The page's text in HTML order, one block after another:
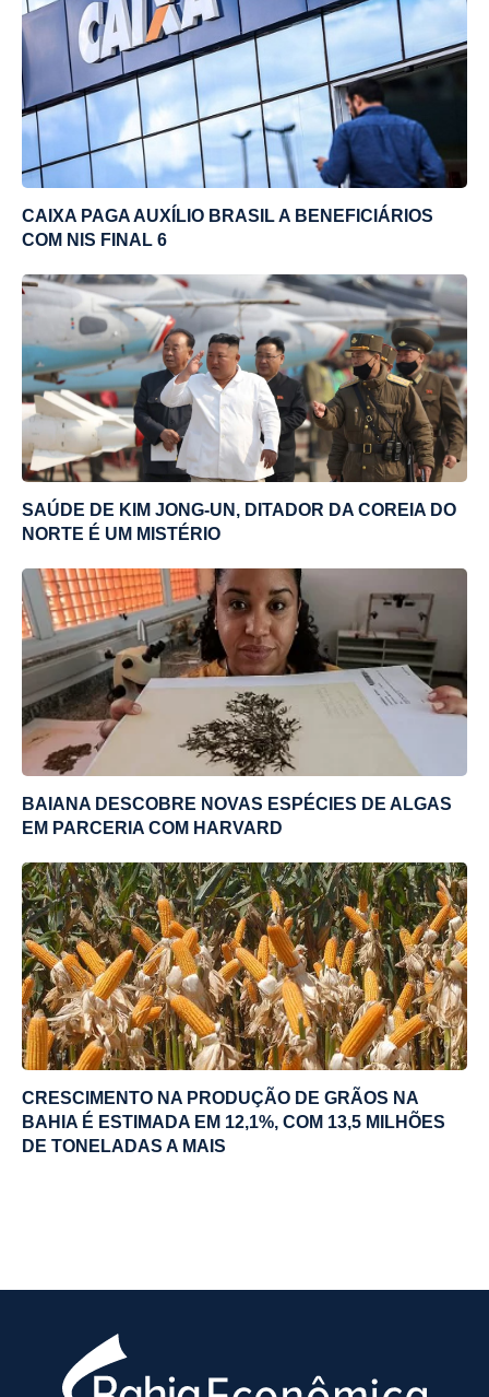
CAIXA PAGA AUXÍLIO BRASIL A BENEFICIÁRIOS
COM NIS FINAL 6
SAÚDE DE KIM JONG-UN, DITADOR DA COREIA DO
NORTE É UM MISTÉRIO
BAIANA DESCOBRE NOVAS ESPÉCIES DE ALGAS
EM PARCERIA COM HARVARD
CRESCIMENTO NA PRODUÇÃO DE GRÃOS NA
BAHIA É ESTIMADA EM 12,1%, COM 13,5 MILHÕES
DE TONELADAS A MAIS